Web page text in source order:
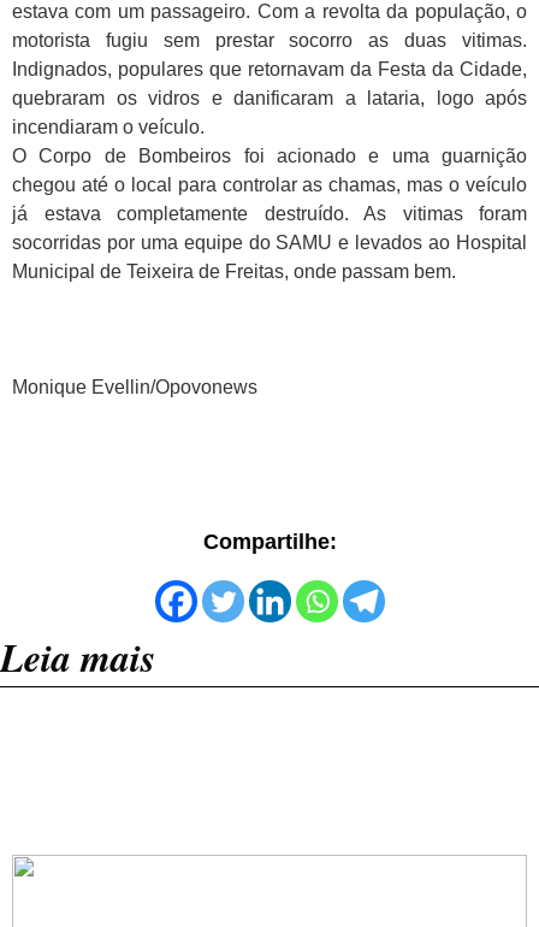
estava com um passageiro. Com a revolta da população, o
motorista fugiu sem prestar socorro as duas vitimas.
Indignados, populares que retornavam da Festa da Cidade,
quebraram os vidros e danificaram a lataria, logo após
incendiaram o veículo.
O Corpo de Bombeiros foi acionado e uma guarnição
chegou até o local para controlar as chamas, mas o veículo
já estava completamente destruído. As vitimas foram
socorridas por uma equipe do SAMU e levados ao Hospital
Municipal de Teixeira de Freitas, onde passam bem.
Monique Evellin/Opovonews
Compartilhe:
Leia mais